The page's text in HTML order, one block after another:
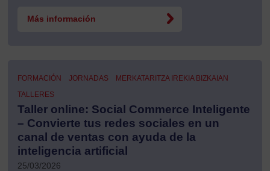
Más información
FORMACIÓN JORNADAS
MERKATARITZA IREKIA BIZKAIAN
TALLERES
Taller online: Social Commerce Inteligente
– Convierte tus redes sociales en un
canal de ventas con ayuda de la
inteligencia artificial
25/03/2026